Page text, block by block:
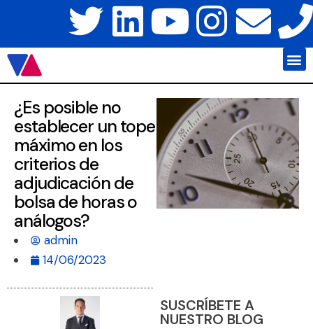
¿Es posible no
establecer un tope
máximo en los
criterios de
adjudicación de
bolsa de horas o
análogos?
admin
14/06/2023
SUSCRÍBETE A
NUESTRO BLOG